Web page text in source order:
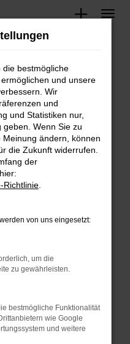
dir helfen können:
und deine
Beispiel deine
Seiten
Seite in einem
einem privaten
vorübergehende
die bestmögliche
und unsere
Wir
und
und Statistiken nur,
geben. Wenn Sie zu
ändern, können
die Zukunft widerrufen.
der
Richtlinie
von uns eingesetzt:
um die
zu gewährleisten.
bestmögliche Funktionalität
wie Google
und weitere